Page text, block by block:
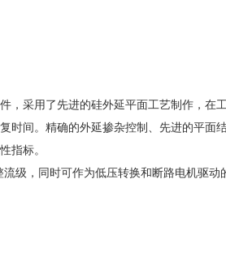
，采用了先进的硅外延平面工艺制作，在
时间。精确的外延掺杂控制、先进的平面
指标。
级，同时可作为低压转换和断路电机驱动